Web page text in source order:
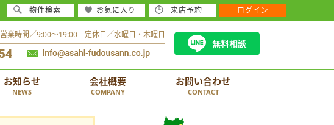
営業時間／9:00～19:00 定休日／水曜日・木曜日
無料相談
お知らせ
NEWS
会社概要
COMPANY
お問い合わせ
CONTACT
物件検索 お気に入り 来店予約 ログイン